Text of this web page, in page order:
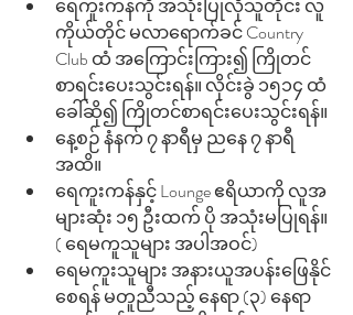
ရေကူးကန်ကို အသုံးပြုလိုသူတိုင်း လူ
ကိုယ်တိုင် မလာရောက်ခင် Country
Club ထံ အကြောင်းကြား၍ ကြိုတင်
စာရင်းပေးသွင်းရန်။ လိုင်းခွဲ ၁၅၁၄ ထံ
ခေါ်ဆို၍ ကြိုတင်စာရင်းပေးသွင်းရန်။
နေ့စဉ် နံနက် ၇ နာရီမှ ညနေ ၇ နာရီ
အထိ။
ရေကူးကန်နှင့် Lounge ဧရိယာကို လူအ
များဆုံး ၁၅ ဦးထက် ပို အသုံးမပြုရန်။
( ရေမကူသူများ အပါအဝင်)
ရေမကူးသူများ အနားယူအပန်းဖြေနိုင်
စေရန် မတူညီသည့် နေရာ (၃) နေရာ